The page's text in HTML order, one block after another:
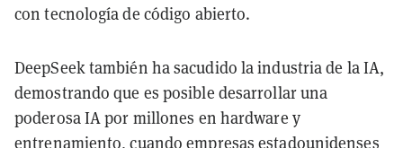
con tecnología de código abierto.
DeepSeek también ha sacudido la industria de la IA,
demostrando que es posible desarrollar una
poderosa IA por millones en hardware y
entrenamiento, cuando empresas estadounidenses